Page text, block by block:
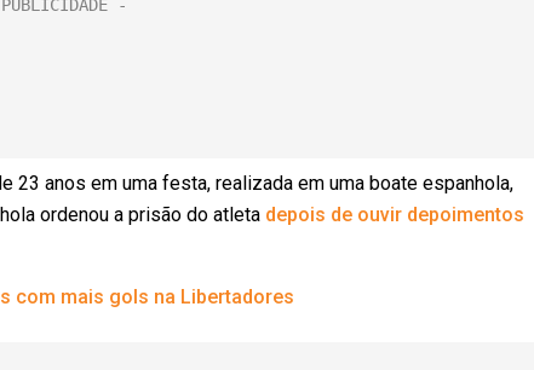
23 anos em uma festa, realizada em uma boate espanhola,
ordenou a prisão do atleta depois de ouvir depoimentos
com mais gols na Libertadores